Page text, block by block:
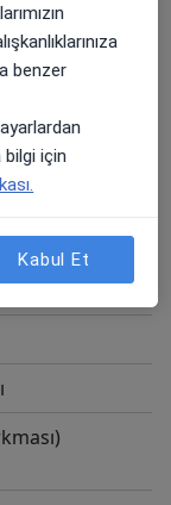
benzer
bilgi için
Kabul Et